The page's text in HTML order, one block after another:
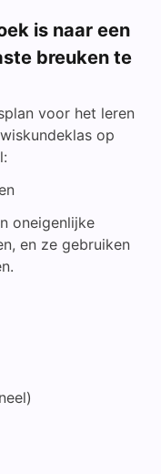
is naar een
breuken te
voor het leren
op
oneigenlijke
en ze gebruiken